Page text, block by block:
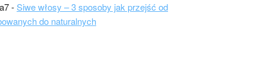
-Siwe włosy – 3 sposoby jak przejść od
do naturalnych